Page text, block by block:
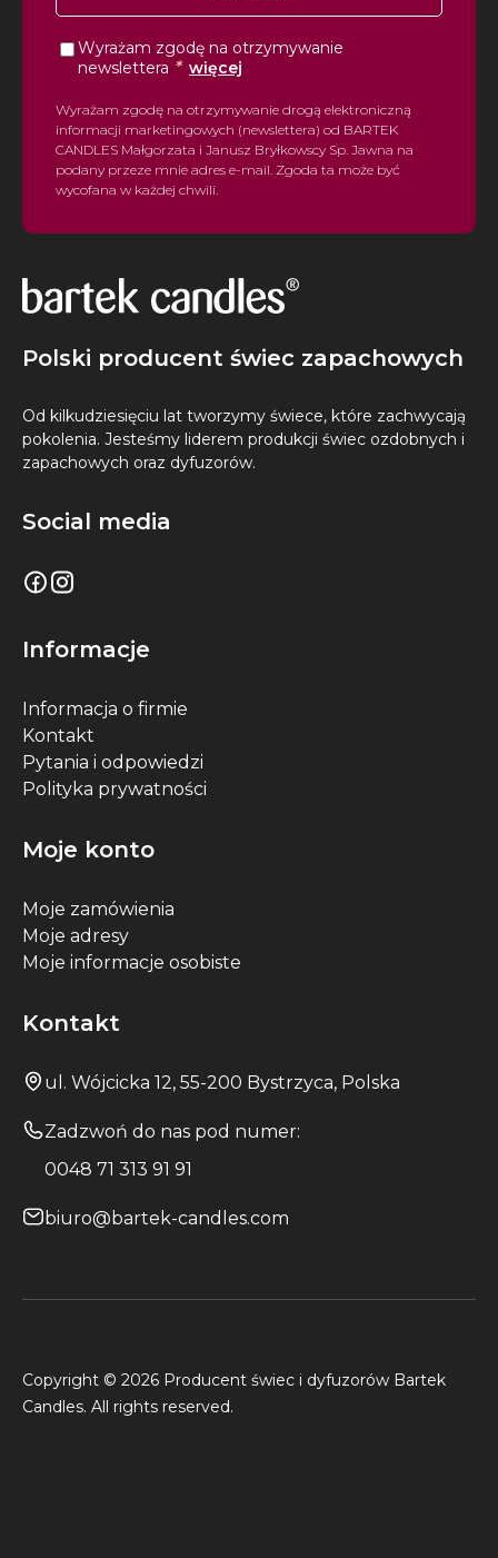
Wyrażam zgodę na otrzymywanie
newslettera * więcej
Wyrażam zgodę na otrzymywanie drogą elektroniczną
informacji marketingowych (newslettera) od BARTEK
CANDLES Małgorzata i Janusz Bryłkowscy Sp. Jawna na
podany przeze mnie adres e-mail. Zgoda ta może być
wycofana w każdej chwili.
Polski producent świec zapachowych
Od kilkudziesięciu lat tworzymy świece, które zachwycają
pokolenia. Jesteśmy liderem produkcji świec ozdobnych i
zapachowych oraz dyfuzorów.
Social media
Informacje
Informacja o firmie
Kontakt
Pytania i odpowiedzi
Polityka prywatności
Moje konto
Moje zamówienia
Moje adresy
Moje informacje osobiste
Kontakt
ul. Wójcicka 12, 55-200 Bystrzyca, Polska
Zadzwoń do nas pod numer:
0048 71 313 91 91
biuro@bartek-candles.com
Copyright © 2026 Producent świec i dyfuzorów Bartek
Candles. All rights reserved.